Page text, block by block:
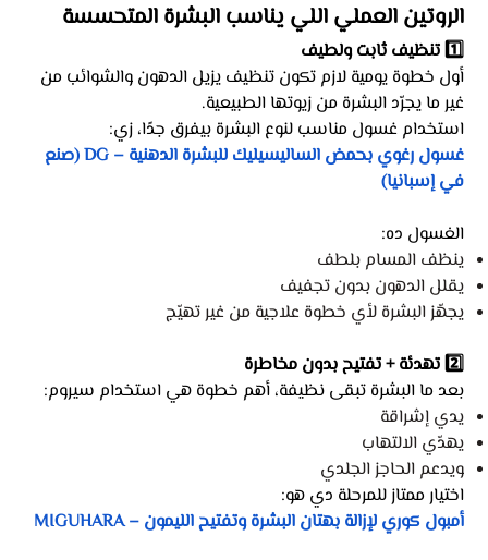
الروتين العملي اللي يناسب البشرة المتحسسة
1️⃣ تنظيف ثابت ولطيف
أول خطوة يومية لازم تكون تنظيف يزيل الدهون والشوائب من
غير ما يجرّد البشرة من زيوتها الطبيعية.
استخدام غسول مناسب لنوع البشرة بيفرق جدًا، زي:
غسول رغوي بحمض الساليسيليك للبشرة الدهنية – DG (صنع
في إسبانيا)
الغسول ده:
ينظف المسام بلطف
يقلل الدهون بدون تجفيف
يجهّز البشرة لأي خطوة علاجية من غير تهيّج
2️⃣ تهدئة + تفتيح بدون مخاطرة
بعد ما البشرة تبقى نظيفة، أهم خطوة هي استخدام سيروم:
يدي إشراقة
يهدّي الالتهاب
ويدعم الحاجز الجلدي
اختيار ممتاز للمرحلة دي هو:
أمبول كوري لإزالة بهتان البشرة وتفتيح الليمون – MIGUHARA